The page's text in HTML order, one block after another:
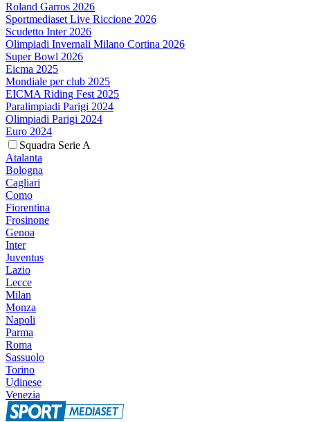
Roland Garros 2026
Sportmediaset Live Riccione 2026
Scudetto Inter 2026
Olimpiadi Invernali Milano Cortina 2026
Super Bowl 2026
Eicma 2025
Mondiale per club 2025
EICMA Riding Fest 2025
Paralimpiadi Parigi 2024
Olimpiadi Parigi 2024
Euro 2024
Squadra Serie A
Atalanta
Bologna
Cagliari
Como
Fiorentina
Frosinone
Genoa
Inter
Juventus
Lazio
Lecce
Milan
Monza
Napoli
Parma
Roma
Sassuolo
Torino
Udinese
Venezia